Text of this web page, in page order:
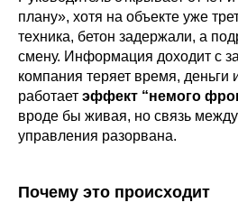
плану», хотя на объекте уже
техника, бетон задержали, а
смену. Информация доходит с
компания теряет время, деньги
работает эффект “немого
вроде бы живая, но связь
управления разорвана.
Почему это происходит